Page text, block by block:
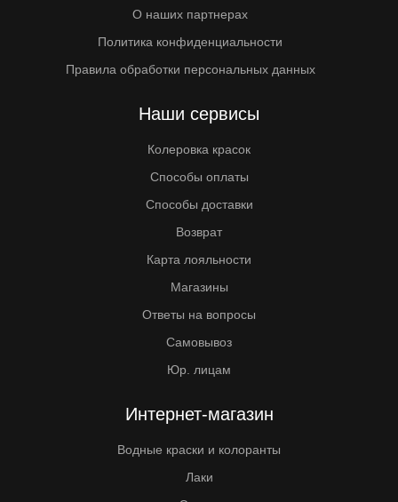
О наших партнерах
Политика конфиденциальности
Правила обработки персональных данных
Наши сервисы
Колеровка красок
Способы оплаты
Способы доставки
Возврат
Карта лояльности
Магазины
Ответы на вопросы
Самовывоз
Юр. лицам
Интернет-магазин
Водные краски и колоранты
Лаки